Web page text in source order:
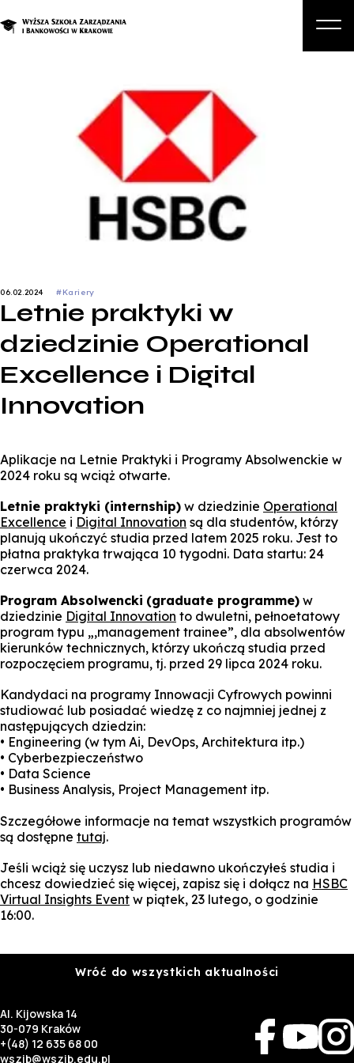
Studia podyplomowe i kursy
06.02.2024 #Kariery
Letnie praktyki w
dziedzinie Operational
Excellence i Digital
Innovation
Aplikacje na Letnie Praktyki i Programy Absolwenckie w
2024 roku są wciąż otwarte.
Letnie praktyki (internship) w dziedzinie Operational
Excellence i Digital Innovation są dla studentów, którzy
planują ukończyć studia przed latem 2025 roku. Jest to
płatna praktyka trwająca 10 tygodni. Data startu: 24
czerwca 2024.
Program Absolwencki (graduate programme) w
dziedzinie Digital Innovation to dwuletni, pełnoetatowy
program typu „,management trainee”, dla absolwentów
kierunków technicznych, którzy ukończą studia przed
rozpoczęciem programu, tj. przed 29 lipca 2024 roku.
Kandydaci na programy Innowacji Cyfrowych powinni
studiować lub posiadać wiedzę z co najmniej jednej z
następujących dziedzin:
• Engineering (w tym Ai, DevOps, Architektura itp.)
• Cyberbezpieczeństwo
• Data Science
• Business Analysis, Project Management itp.
Szczegółowe informacje na temat wszystkich programów
są dostępne tutaj.
Jeśli wciąż się uczysz lub niedawno ukończyłeś studia i
chcesz dowiedzieć się więcej, zapisz się i dołącz na HSBC
Virtual Insights Event w piątek, 23 lutego, o godzinie
16:00.
Wróć do wszystkich aktualności
Al. Kijowska 14
30-079 Kraków
+(48) 12 635 68 00
wszib@wszib.edu.pl